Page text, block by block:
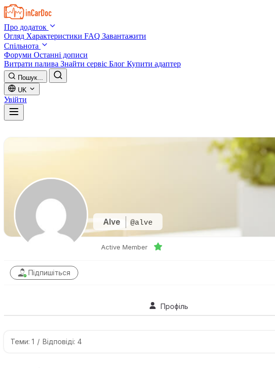
Skip to main content
Про додаток
Огляд Характеристики FAQ Завантажити
Спільнота
Форуми Останні дописи
Витрати палива Знайти сервіс Блог Купити адаптер
Пошук...
UK
Увійти
Alve @alve
Active Member
Підпишіться
Профіль
Теми: 1 / Відповіді: 4